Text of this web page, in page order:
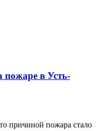
в Усть-
причиной пожара стало